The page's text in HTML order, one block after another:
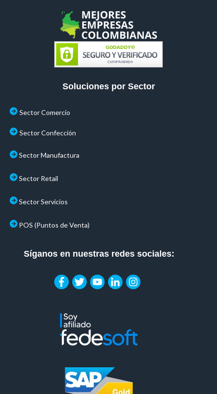
Soluciones por Sector
Sector Comercio
Sector Confección
Sector Manufactura
Sector Retail
Sector Servicios
POS (Puntos de Venta)
Síganos en nuestras redes sociales: